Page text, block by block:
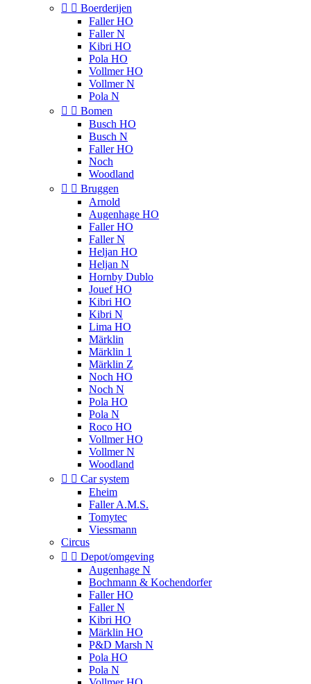
  Boerderijen
Faller HO
Faller N
Kibri HO
Pola HO
Vollmer HO
Vollmer N
Pola N
  Bomen
Busch HO
Busch N
Faller HO
Noch
Woodland
  Bruggen
Arnold
Augenhage HO
Faller HO
Faller N
Heljan HO
Heljan N
Hornby Dublo
Jouef HO
Kibri HO
Kibri N
Lima HO
Märklin
Märklin 1
Märklin Z
Noch HO
Noch N
Pola HO
Pola N
Roco HO
Vollmer HO
Vollmer N
Woodland
  Car system
Eheim
Faller A.M.S.
Tomytec
Viessmann
Circus
  Depot/omgeving
Augenhage N
Bochmann & Kochendorfer
Faller HO
Faller N
Kibri HO
Märklin HO
P&D Marsh N
Pola HO
Pola N